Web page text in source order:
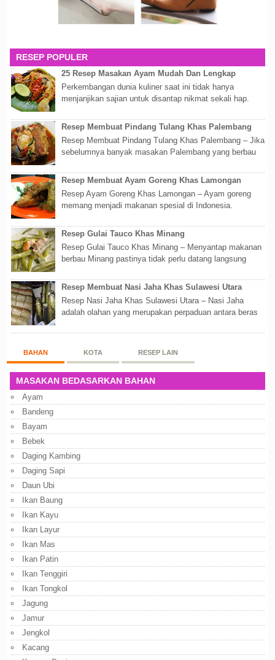
RESEP POPULER
25 Resep Masakan Ayam Mudah Dan Lengkap
Perkembangan dunia kuliner saat ini tidak hanya
menjanjikan sajian untuk disantap nikmat sekali hap.
Resep Membuat Pindang Tulang Khas Palembang
Resep Membuat Pindang Tulang Khas Palembang – Jika
sebelumnya banyak masakan Palembang yang berbau
Resep Membuat Ayam Goreng Khas Lamongan
Resep Ayam Goreng Khas Lamongan – Ayam goreng
memang menjadi makanan spesial di Indonesia.
Resep Gulai Tauco Khas Minang
Resep Gulai Tauco Khas Minang – Menyantap makanan
berbau Minang pastinya tidak perlu datang langsung
Resep Membuat Nasi Jaha Khas Sulawesi Utara
Resep Nasi Jaha Khas Sulawesi Utara – Nasi Jaha
adalah olahan yang merupakan perpaduan antara beras
BAHAN KOTA RESEP LAIN
MASAKAN BEDASARKAN BAHAN
Ayam
Bandeng
Bayam
Bebek
Daging Kambing
Daging Sapi
Daun Ubi
Ikan Baung
Ikan Kayu
Ikan Layur
Ikan Mas
Ikan Patin
Ikan Tenggiri
Ikan Tongkol
Jagung
Jamur
Jengkol
Kacang